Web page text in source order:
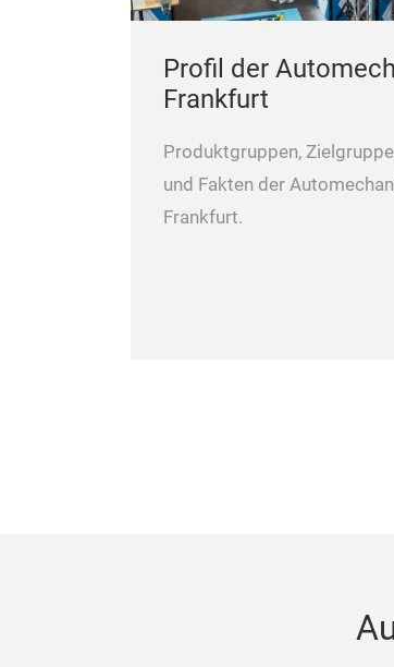
Profil der
Frankfurt
Produktgruppen,
und Fakten der
Frankfurt.